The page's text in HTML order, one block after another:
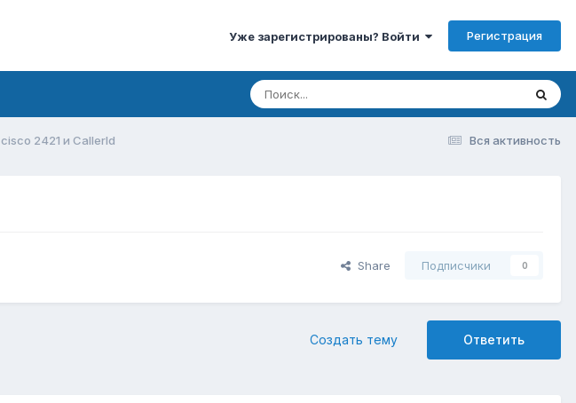
Уже зарегистрированы? Войти Регистрация
Вся активность
cisco 2421 и CallerId
Share Подписчики 0
Ответить
Создать тему